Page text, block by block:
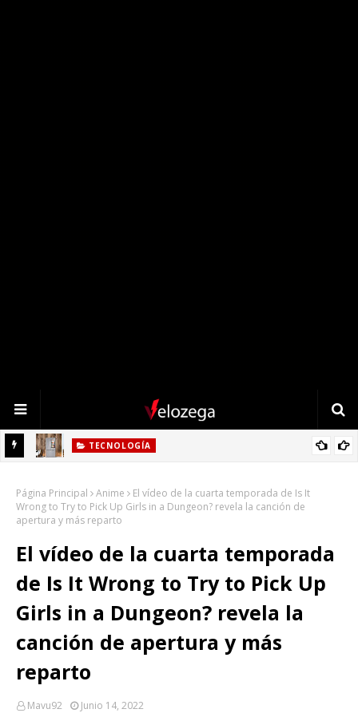
TECNOLOGÍA
Página Principal Anime
El vídeo de la cuarta temporada de Is It
Wrong to Try to Pick Up Girls in a Dungeon? revela la canción de
apertura y más reparto
El vídeo de la cuarta temporada
de Is It Wrong to Try to Pick Up
Girls in a Dungeon? revela la
canción de apertura y más
reparto
Mavu92 Junio 14, 2022